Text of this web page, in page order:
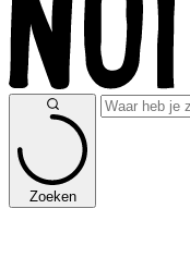
Zoeken